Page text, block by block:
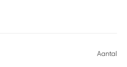
Aantal